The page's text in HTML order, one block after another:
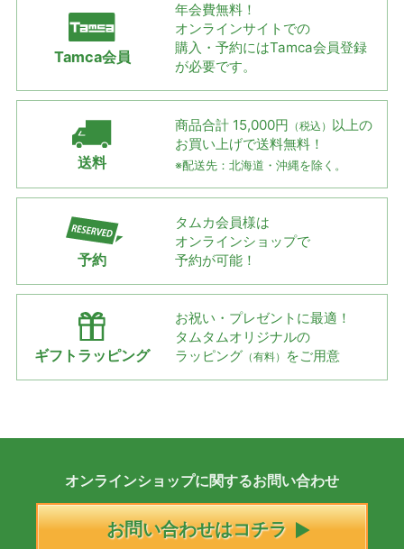
Tamca会員
年会費無料！
オンラインサイトでの
購入・予約にはTamca会員登録
が必要です。
送料
商品合計 15,000円 （税込） 以上の
お買い上げで送料無料！
※配送先：北海道・沖縄を除く。
予約
タムカ会員様は
オンラインショップで
予約が可能！
ギフトラッピング
お祝い・プレゼントに最適！
タムタムオリジナルの
ラッピング （有料） をご用意
オンラインショップに関するお問い合わせ
お問い合わせはコチラ